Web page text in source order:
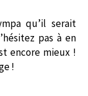
qu’il serait
pas à en
encore mieux !
!